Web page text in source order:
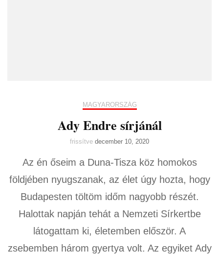
MAGYARORSZÁG
Ady Endre sírjánál
frissítve december 10, 2020
Az én őseim a Duna-Tisza köz homokos
földjében nyugszanak, az élet úgy hozta, hogy
Budapesten töltöm időm nagyobb részét.
Halottak napján tehát a Nemzeti Sírkertbe
látogattam ki, életemben először. A
zsebemben három gyertya volt. Az egyiket Ady